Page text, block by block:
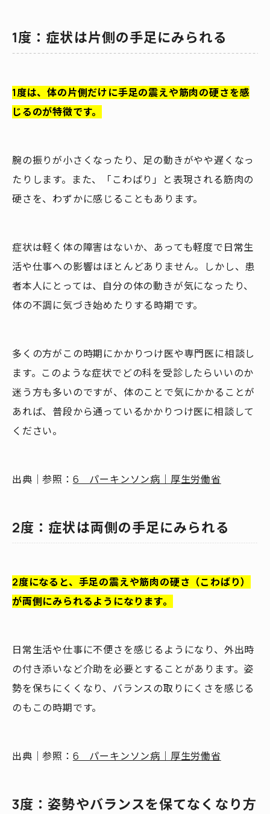
1度：症状は片側の手足にみられる
1度は、体の片側だけに手足の震えや筋肉の硬さを感
じるのが特徴です。
腕の振りが小さくなったり、足の動きがやや遅くなっ
たりします。また、「こわばり」と表現される筋肉の
硬さを、わずかに感じることもあります。
症状は軽く体の障害はないか、あっても軽度で日常生
活や仕事への影響はほとんどありません。しかし、患
者本人にとっては、自分の体の動きが気になったり、
体の不調に気づき始めたりする時期です。
多くの方がこの時期にかかりつけ医や専門医に相談し
ます。このような症状でどの科を受診したらいいのか
迷う方も多いのですが、体のことで気にかかることが
あれば、普段から通っているかかりつけ医に相談して
ください。
出典｜参照： 6 パーキンソン病｜厚生労働省
2度：症状は両側の手足にみられる
2度になると、手足の震えや筋肉の硬さ（こわばり）
が両側にみられるようになります。
日常生活や仕事に不便さを感じるようになり、外出時
の付き添いなど介助を必要とすることがあります。姿
勢を保ちにくくなり、バランスの取りにくさを感じる
のもこの時期です。
出典｜参照： 6 パーキンソン病｜厚生労働省
3度：姿勢やバランスを保てなくなり方